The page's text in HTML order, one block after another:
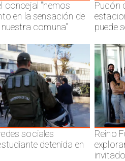
concejal "hemos
en la sensación de
comuna"
Pucón
puede
sociales
detenida en
Reino